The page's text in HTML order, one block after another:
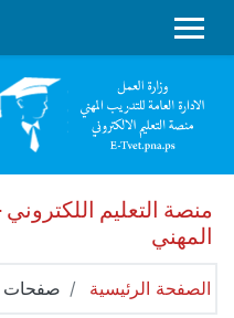
واجهة جانبية
منصة التعليم اللكتروني
المهني
الصفحة الرئيسية صفحات